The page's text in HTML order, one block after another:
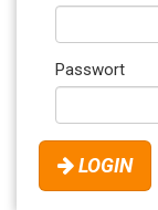
Passwort
LOGIN